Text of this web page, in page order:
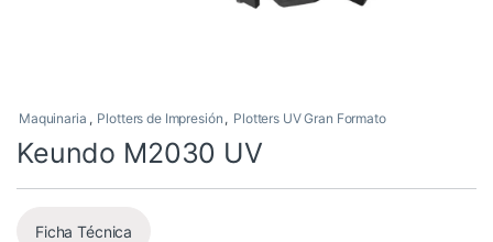
Maquinaria , Plotters de Impresión , Plotters UV Gran Formato
Keundo M2030 UV
Ficha Técnica